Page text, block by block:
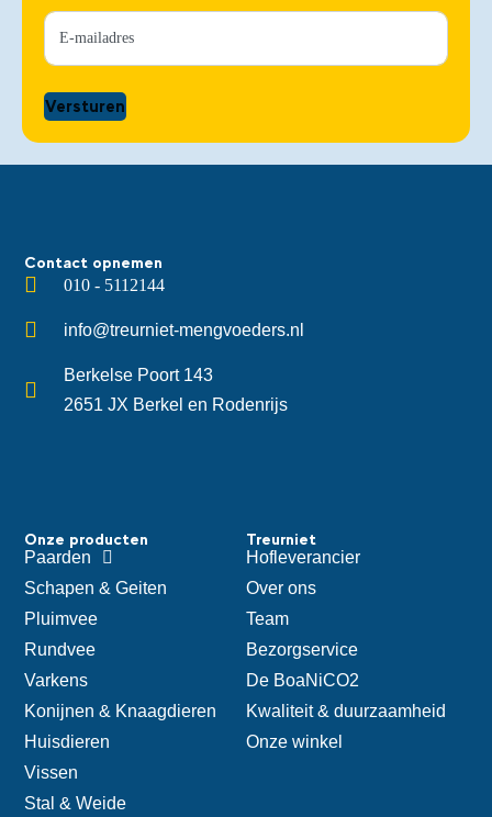
Versturen
Treurniet
Hofleverancier
Over ons
Team
Bezorgservice
De BoaNiCO2
Kwaliteit & duurzaamheid
Onze winkel
Onze producten
Paarden
Schapen & Geiten
Pluimvee
Rundvee
Varkens
Konijnen & Knaagdieren
Huisdieren
Vissen
Stal & Weide
Contact opnemen
010 - 5112144
info@treurniet-mengvoeders.nl
Berkelse Poort 143
2651 JX Berkel en Rodenrijs